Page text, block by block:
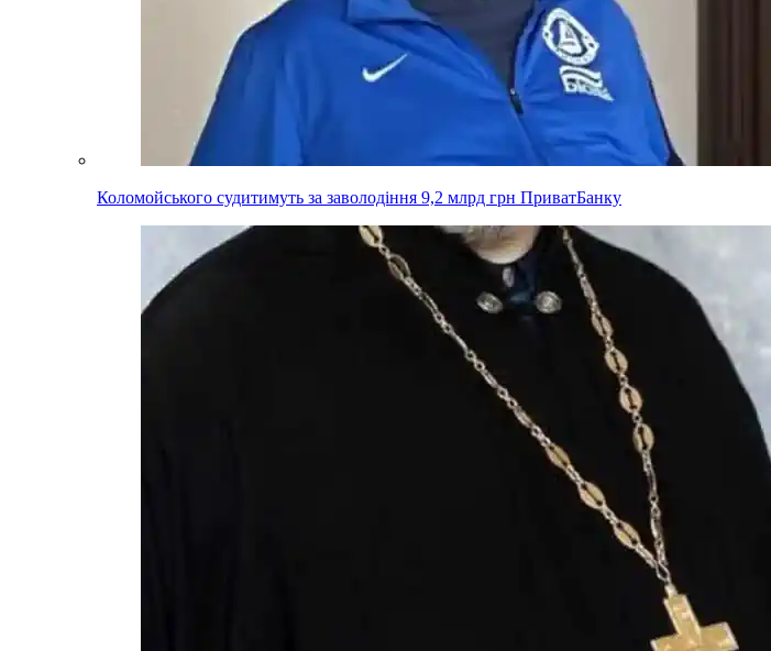
Коломойського судитимуть за заволодіння 9,2 млрд грн ПриватБанку